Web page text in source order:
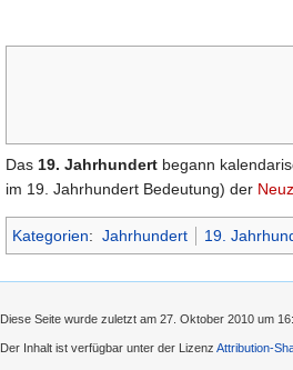
Das 19. Jahrhundert begann
im 19. Jahrhundert Bedeutung) der
Kategorien: Jahrhundert 19.
Diese Seite wurde zuletzt am 27. Oktober 2010 um
Der Inhalt ist verfügbar unter der Lizenz Attribution-